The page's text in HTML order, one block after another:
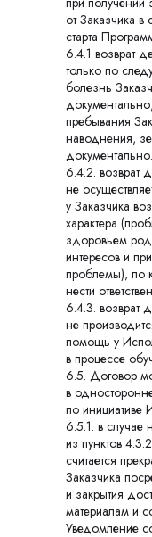
от Заказчика
старта
6.4.1 возврат
только по
болезнь
пребывания
наводнения,
документально.
6.4.2. возврат
не
у Заказчика
характера
здоровьем
интересов и
проблемы), по
нести
6.4.3. возврат
не
помощь у
в процессе
6.5. Договор
в
по инициативе
6.5.1. в случае
из пунктов
считается
Заказчика
и закрытия
материалам и
Уведомление